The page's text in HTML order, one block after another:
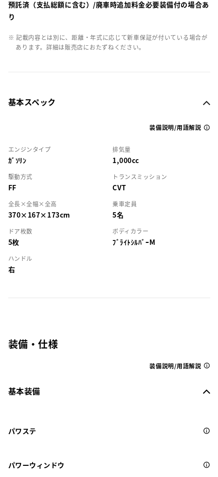
預託済（支払総額に含む）/廃車時追加料金必要装備付の場合あ
り
※ 記載内容とは別に、距離・年式に応じて新車保証が付いている場合が
あります。詳細は販売店におたずねください。
基本スペック
装備説明/用語解説
エンジンタイプ
ｶﾞｿﾘﾝ
排気量
1,000cc
駆動方式
FF
トランスミッション
CVT
全長×全幅×全高
370×167×173cm
乗車定員
5名
ドア枚数
5枚
ボディカラー
ﾌﾞﾗｲﾄｼﾙﾊﾞｰM
ハンドル
右
装備・仕様
装備説明/用語解説
基本装備
パワステ
パワーウィンドウ